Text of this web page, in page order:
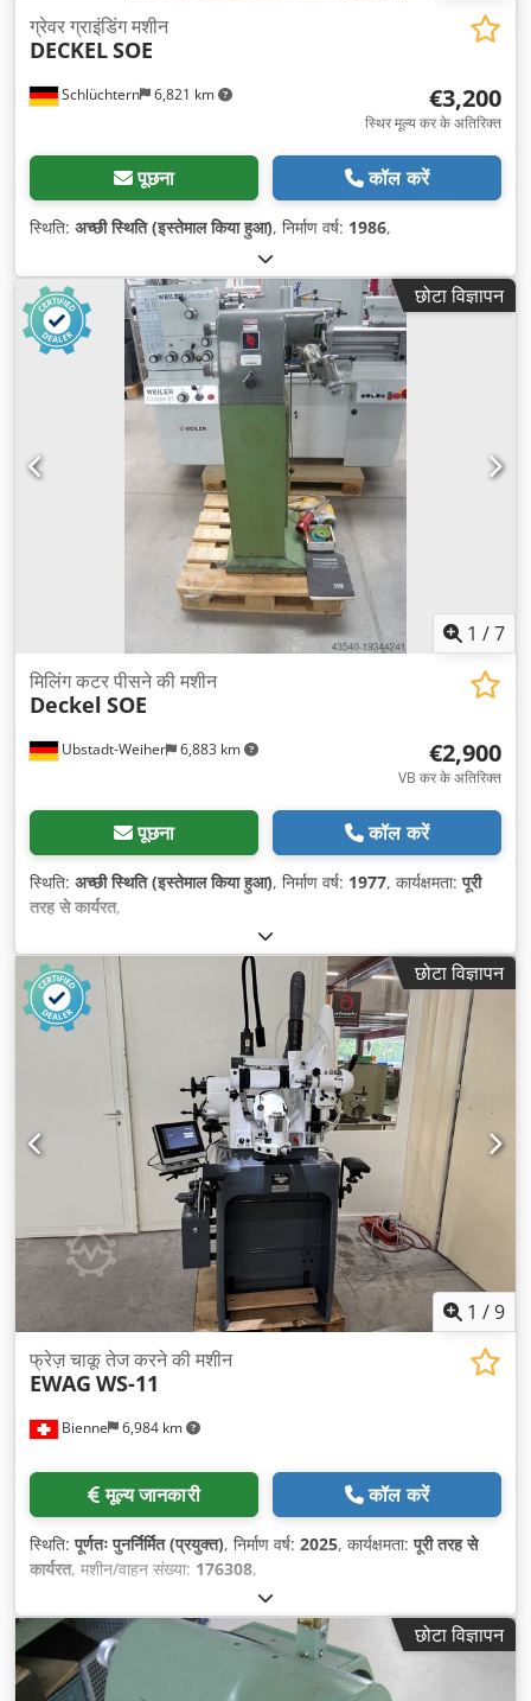
Schlüchtern 6,821 km
ग्रेवर ग्राइंडिंग मशीन
DECKELSOE
€3,200
स्थिर मूल्य कर के अतिरिक्त
पूछना कॉल करें
स्थिति: अच्छी स्थिति (इस्तेमाल किया हुआ), निर्माण वर्ष: 1986,
छोटा विज्ञापन
1 /7
Ubstadt-Weiher 6,883 km
मिलिंग कटर पीसने की मशीन
Deckel SOE
€2,900
VB कर के अतिरिक्त
पूछना कॉल करें
स्थिति: अच्छी स्थिति (इस्तेमाल किया हुआ), निर्माण वर्ष: 1977, कार्यक्षमता:पूरी
तरह से कार्यरत,
छोटा विज्ञापन
1 /9
Bienne 6,984 km
फ्रेज़ चाकू तेज करने की मशीन
EWAG WS-11
मूल्य जानकारी कॉल करें
स्थिति:पूर्णतः पुनर्निर्मित (प्रयुक्त), निर्माण वर्ष: 2025, कार्यक्षमता:पूरी तरह से
कार्यरत, मशीन/वाहन संख्या: 176308,
छोटा विज्ञापन